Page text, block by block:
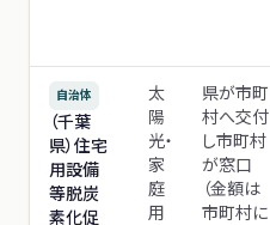
自治体
（千葉
県）住宅
用設備
等脱炭
素化促
太
陽
光・
家
庭
用
県が市町
村へ交付
し市町村
が窓口
（金額は
市町村に